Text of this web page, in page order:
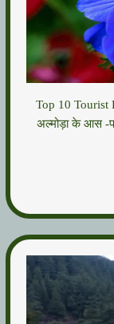
Top 10 Tourist
अल्मोड़ा के आस -